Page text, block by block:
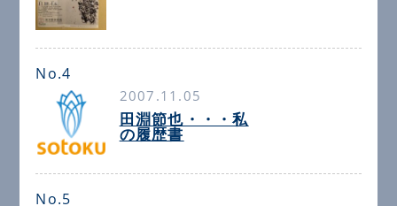
No.4
2007.11.05
田淵節也・・・私
の履歴書
No.5